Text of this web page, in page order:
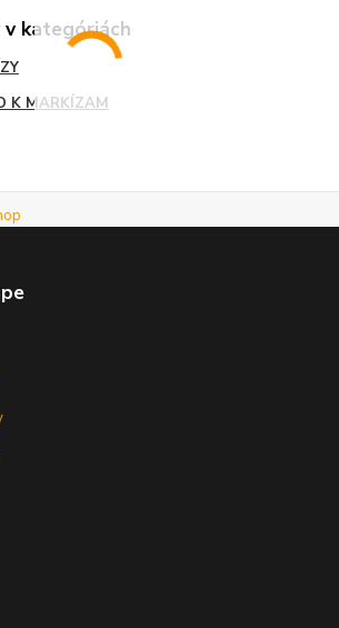
kategóriách
K MARKÍZAM